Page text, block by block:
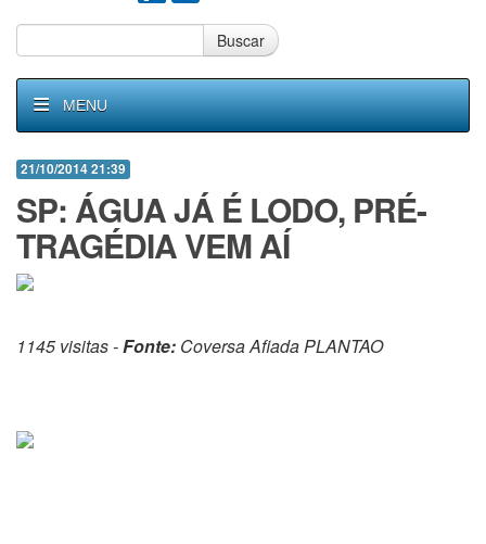
Buscar
MENU
21/10/2014 21:39
SP: ÁGUA JÁ É LODO, PRÉ-
TRAGÉDIA VEM AÍ
1145 visitas -Fonte: Coversa Afiada PLANTAO